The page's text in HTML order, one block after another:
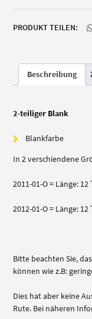
PRODUKT TEILEN:
Beschreibung
2-teiliger Blank
Blankfarbe
In 2 verschiendene
2011-01-O = Länge:
2012-01-O = Länge:
Bitte beachten Sie,
können wie z.B:
Dies hat aber keine
Rute. Bei näheren